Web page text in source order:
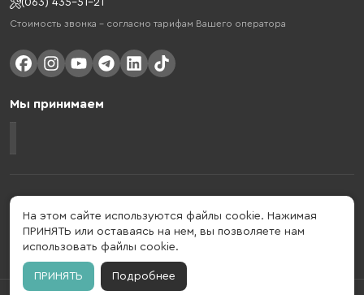
(063) 435-51-21
Стоимость звонка – согласно тарифам Вашего оператора
Мы принимаем
Gelius - украинский бренд, который активно развивается в сфере
умных гаджетов и мобильных аксессуаров. Бренд подтвержден в 2013
году. Gelius - это больше, чем просто бренд, этот стиль жизни,
который об'єднує в собі драйв, радость, скорость, новації и
практичність.
На этом сайте используются файлы cookie. Нажимая
ПРИНЯТЬ или оставаясь на нем, вы позволяете нам
использовать файлы cookie.
ПРИНЯТЬ Подробнее